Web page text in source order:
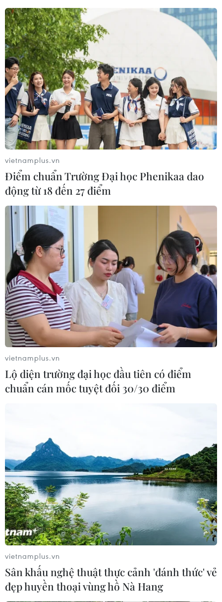
vietnamplus.vn
Điểm chuẩn Trường Đại học Phenikaa dao
động từ 18 đến 27 điểm
vietnamplus.vn
Lộ diện trường đại học đầu tiên có điểm
chuẩn cán mốc tuyệt đối 30/30 điểm
vietnamplus.vn
Sân khấu nghệ thuật thực cảnh 'đánh thức' vẻ
đẹp huyền thoại vùng hồ Nà Hang